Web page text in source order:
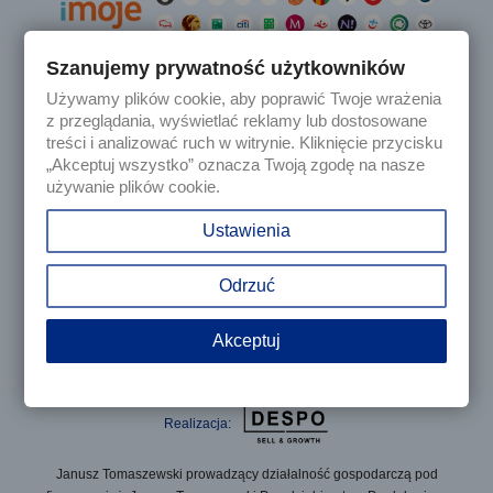
Produkty 
Nasza firma 
© 2025 - Sklep internetowy Tomczesci.pl. Wszelkie prawa
Realizacja:
Janusz Tomaszewski prowadzący działalność gospodarczą pod
Szanujemy prywatność użytkowników
Używamy plików cookie, aby poprawić Twoje wrażenia
z przeglądania, wyświetlać reklamy lub dostosowane
treści i analizować ruch w witrynie. Kliknięcie przycisku
„Akceptuj wszystko” oznacza Twoją zgodę na nasze
używanie plików cookie.
Ustawienia
Odrzuć
Akceptuj